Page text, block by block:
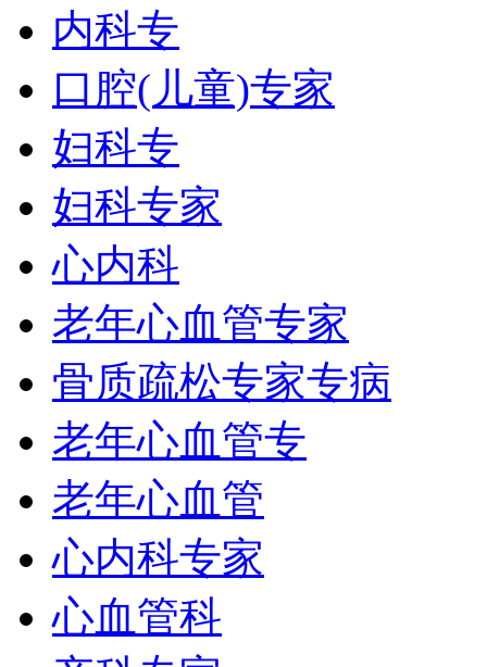
内科专
口腔(儿童)专家
妇科专
妇科专家
心内科
老年心血管专家
骨质疏松专家专病
老年心血管专
老年心血管
心内科专家
心血管科